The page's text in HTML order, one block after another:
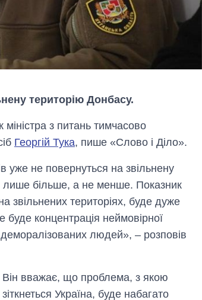
територію Донбасу.
міністра з питань тимчасово
Георгій Тука, пише «Слово і Діло».
уже не повернуться на звільнену
більше, а не менше. Показник
звільнених територіях, буде дуже
концентрація неймовірної
деморалізованих людей», – розповів
Він вважає, що проблема, з якою
зіткнеться Україна, буде набагато